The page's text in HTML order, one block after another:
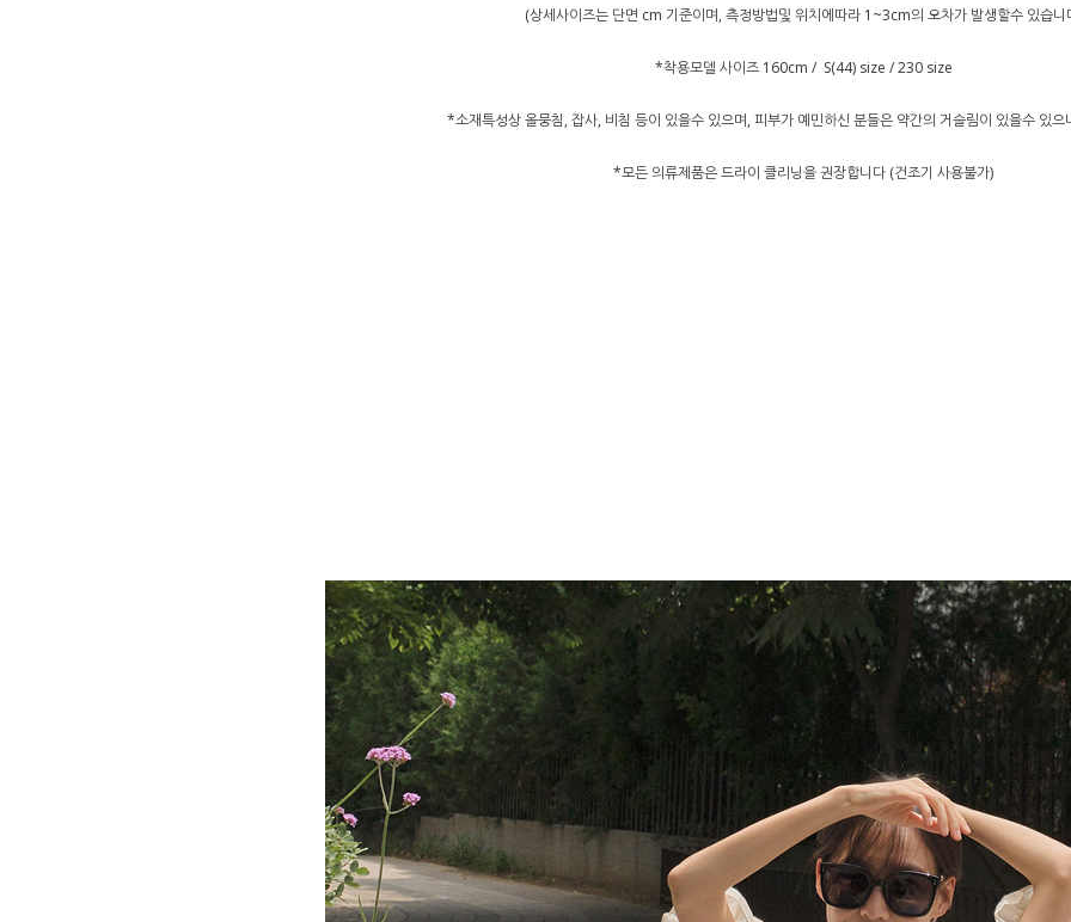
(상세사이즈는 단면 cm 기준이며, 측정방법및 위치에따라 1~3cm의 오차가 발생할수 있습니
*착용모델 사이즈 160cm / S(44) size / 230 size
*소재특성상 올뭉침, 잡사, 비침 등이 있을수 있으며, 피부가 예민하신 분들은 약간의 거슬림이 있을수 있으
*모든 의류제품은 드라이 클리닝을 권장합니다 (건조기 사용불가)